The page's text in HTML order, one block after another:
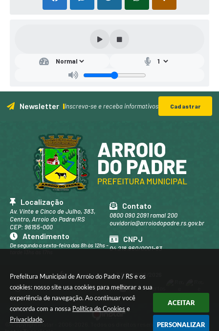
Prefeitura Municipal de Arroio do Padre / RS e os
cookies: nosso site usa cookies para melhorar a sua
experiência de navegação. Ao continuar você
concorda com a nossa Política de Cookies e
Privacidade.
ACEITAR
PERSONALIZAR
etar
de
env
olvi
men
to...
Isma
el
Holz
Leitz
ke
Newsletter Inscreva-se e receba informativos Cadastrar
Localização
Av. Vinte e Cinco de Julho, 383,
Centro, Arroio do Padre/RS
CEP: 96155-000
Contato
0800 090 2091 ramal 200
ouvidoria@arroiodopadre.rs.gov.br
Atendimento
De segunda a sexta-feira das 8h às 12hs -
CNPJ
04.218.960/0001-83
Versão do Sistema:3.5.3 - 19/06/2026
Portal atualizado em:07/08/2026 16:39 Dados Abertos
© Copyright Instar - 2006-2026. Todos os direitos reservados -